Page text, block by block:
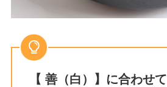
【 善（白）】に合わせて